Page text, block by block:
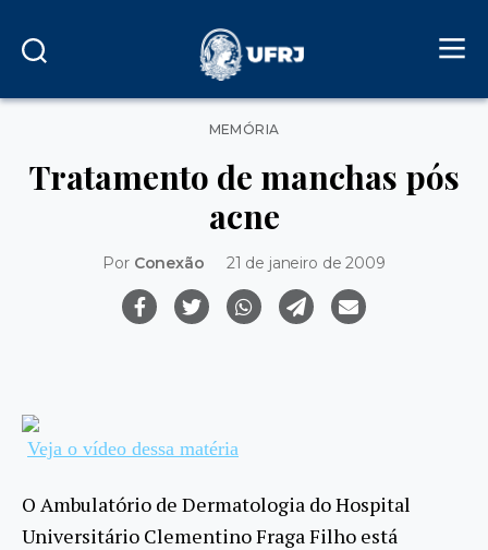
Categorias
MEMÓRIA
Tratamento de manchas pós
acne
Por Conexão 21 de janeiro de 2009
Veja o vídeo dessa matéria
O Ambulatório de Dermatologia do Hospital
Universitário Clementino Fraga Filho está